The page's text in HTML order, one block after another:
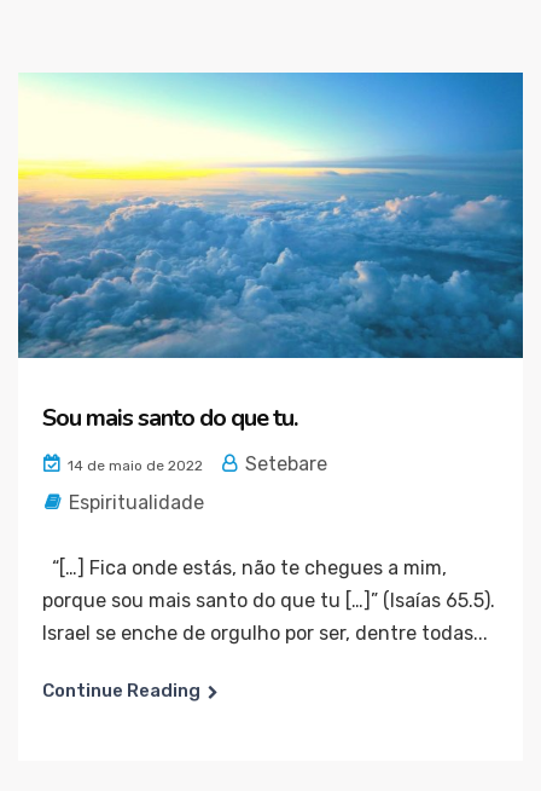
Sou mais santo do que tu.
14 de maio de 2022
Setebare
Espiritualidade
“[…] Fica onde estás, não te chegues a mim,
porque sou mais santo do que tu […]” (Isaías 65.5).
Israel se enche de orgulho por ser, dentre todas...
Continue Reading